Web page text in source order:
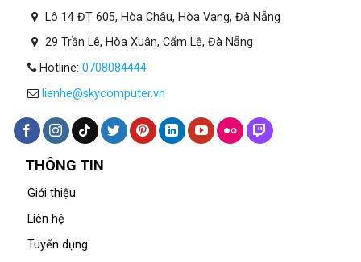
Lô 14 ĐT 605, Hòa Châu, Hòa Vang, Đà Nẵng
29 Trần Lê, Hòa Xuân, Cẩm Lệ, Đà Nẵng
Hotline: 0708084444
lienhe@skycomputer.vn
THÔNG TIN
Giới thiệu
Liên hệ
Tuyển dụng